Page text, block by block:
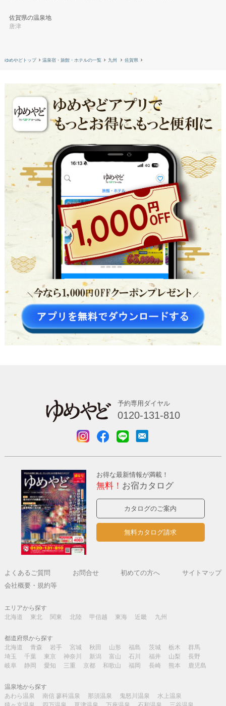
佐賀県の温泉地
唐津
ゆめやどトップ 温泉宿・旅館・ホテルの一覧 九州 佐賀県
予約専用ダイヤル
0120-131-810
お得な最新情報が満載！
無料！ お宿カタログ
カタログのご案内
無料カタログ請求
よくあるご質問 お問合せ 初めての方へ
サイトマップ
会社概要・規約等
エリアから探す
北海道
東北 関東 北陸 甲信越 東海 近畿 九州
都道府県から探す
北海道
青森 岩手 宮城 秋田 山形 福島 茨城 栃木
群馬
埼玉
千葉 東京 神奈川 新潟 富山 石川 福井 山梨
長野
岐阜
静岡 愛知 三重 京都 和歌山 福岡 長崎 熊本 鹿児島
温泉地から探す
あわら温泉
南信 蓼科温泉 那須温泉 鬼怒川温泉
水上温泉